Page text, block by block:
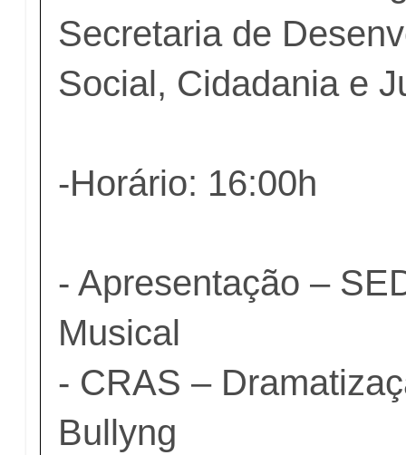
Secretaria de
Social, Cidadania e
-Horário: 16:00h
- Apresentação –
Musical
- CRAS –
Bullyng